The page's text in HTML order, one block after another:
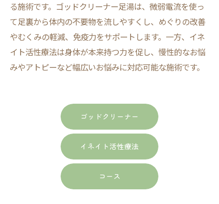
る施術です。ゴッドクリーナー足湯は、微弱電流を使っ
て足裏から体内の不要物を流しやすくし、めぐりの改善
やむくみの軽減、免疫力をサポートします。一方、イネ
イト活性療法は身体が本来持つ力を促し、慢性的なお悩
みやアトピーなど幅広いお悩みに対応可能な施術です。
ゴッドクリーナー
イネイト活性療法
コース